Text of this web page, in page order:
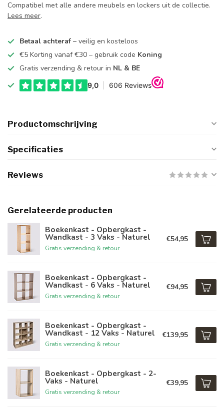
Compatibel met alle andere meubels en lockers uit de collectie.
Lees meer.
Betaal achteraf – veilig en kosteloos
€5 Korting vanaf €30 – gebruik code Koning
Gratis verzending & retour in NL & BE
Productomschrijving
Specificaties
Reviews
Gerelateerde producten
Boekenkast - Opbergkast -
Wandkast - 3 Vaks - Naturel
Gratis verzending & retour
€54,95
Boekenkast - Opbergkast -
Wandkast - 6 Vaks - Naturel
Gratis verzending & retour
€94,95
Boekenkast - Opbergkast -
Wandkast - 12 Vaks - Naturel
Gratis verzending & retour
€139,95
Boekenkast - Opbergkast - 2-
Vaks - Naturel
Gratis verzending & retour
€39,95